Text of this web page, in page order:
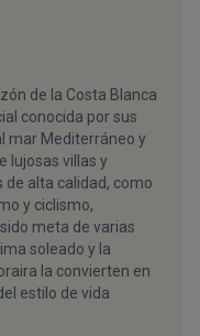
de la Costa Blanca
conocida por sus
mar Mediterráneo y
lujosas villas y
alta calidad, como
y ciclismo,
meta de varias
soleado y la
la convierten en
estilo de vida